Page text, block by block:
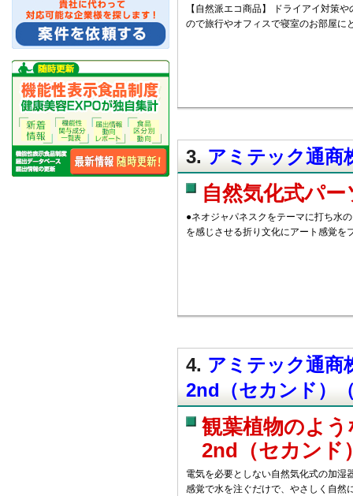
【自然派エコ商品】 ドライアイ対策
ので旅行やオフィスで寝室のお部屋に
3. アミテック通商
自然気化式パ
●ネオジャパネスクをテーマに打ち水
を感じさせる折り文化にアート感覚を
4. アミテック通商
2nd（セカンド）
観葉植物のよ
2nd（セカンド
電気を必要としない自然気化式の加湿
感覚で水を注ぐだけで、やさしく自然